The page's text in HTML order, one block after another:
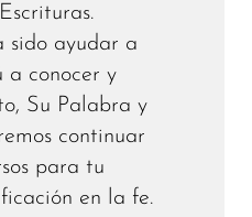
sido ayudar a
a conocer y
Su Palabra y
continuar
para tu
en la fe.